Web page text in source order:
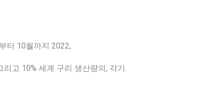
터 10월까지 2022,
고 10% 세계 구리 생산량의, 각기.